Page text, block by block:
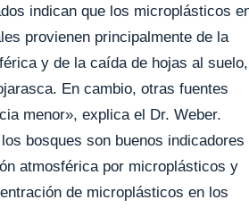
indican que los microplásticos
provienen principalmente de la
y de la caída de hojas al suelo,
En cambio, otras fuentes
menor», explica el Dr. Weber.
bosques son buenos indicadores
atmosférica por microplásticos y
de microplásticos en los